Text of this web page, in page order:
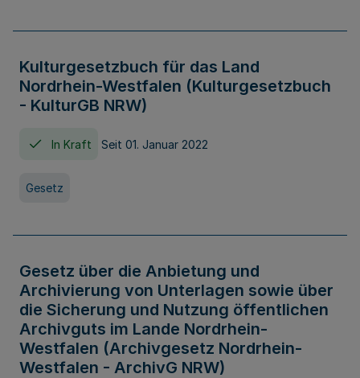
Kulturgesetzbuch für das Land
Nordrhein-Westfalen (Kulturgesetzbuch
- KulturGB NRW)
In Kraft Seit 01. Januar 2022
Gesetz
Gesetz über die Anbietung und
Archivierung von Unterlagen sowie über
die Sicherung und Nutzung öffentlichen
Archivguts im Lande Nordrhein-
Westfalen (Archivgesetz Nordrhein-
Westfalen - ArchivG NRW)